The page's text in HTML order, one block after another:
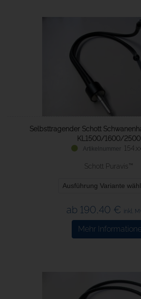
Selbsttragender Schott
KL1500/1600/2500
Schott Puravis™
Ausführung Variante
ab 190,40 € inkl.
Mehr